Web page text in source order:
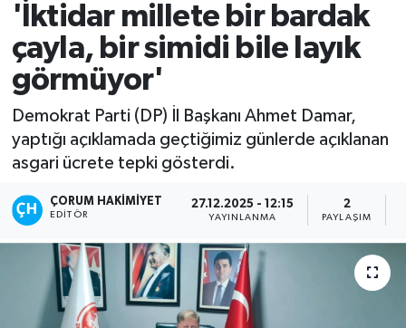
'İktidar millete bir bardak
çayla, bir simidi bile layık
görmüyor'
Demokrat Parti (DP) İl Başkanı Ahmet Damar,
yaptığı açıklamada geçtiğimiz günlerde açıklanan
asgari ücrete tepki gösterdi.
ÇORUM HAKIMIYET
EDITÖR
27.12.2025 - 12:15
YAYINLANMA
2
PAYLAŞIM
SAĞLIK
ASAYİŞ
EKONOMİ
GÜNCEL
AKTÜEL
EĞİTİM
İLÇELER
Çorum Namaz Vakitleri
Trafik Durumu
Süper Lig Puan Durumu ve Fikstür
Tüm Manşetler
Son Dakika Haberleri
Haber Arşivi